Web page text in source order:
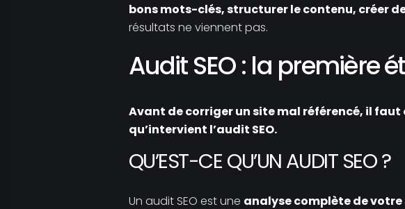
bons mots-clés, structurer le contenu, créer
résultats ne viennent pas.
Audit SEO : la première
Avant de corriger un site mal référencé, il
qu’intervient l’audit SEO.
QU’EST-CE QU’UN AUDIT SEO ?
Un audit SEO est une analyse complète de